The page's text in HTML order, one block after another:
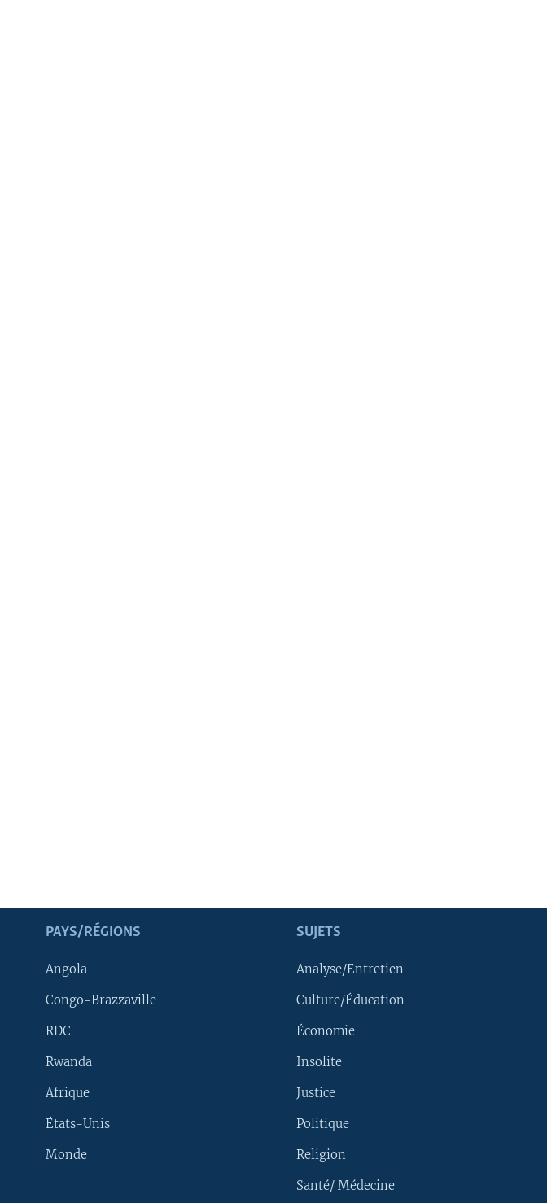
PAYS/RÉGIONS
Angola
Congo-Brazzaville
RDC
Rwanda
Afrique
États-Unis
Monde
SUJETS
Analyse/Entretien
Culture/Éducation
Économie
Insolite
Justice
Politique
Religion
Santé/ Médecine